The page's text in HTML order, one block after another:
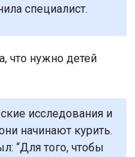
специалист.
что нужно детей
исследования и
начинают курить.
“Для того, чтобы